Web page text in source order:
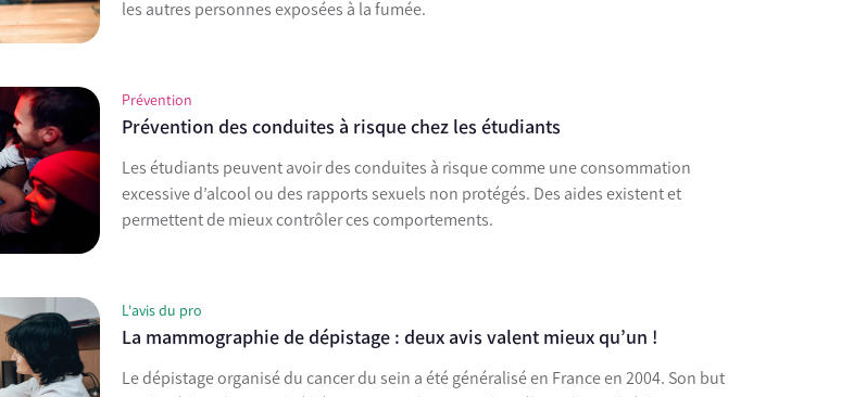
les autres personnes exposées à la fumée.
Prévention
Prévention des conduites à risque chez les étudiants
Les étudiants peuvent avoir des conduites à risque comme une consommation
excessive d’alcool ou des rapports sexuels non protégés. Des aides existent et
permettent de mieux contrôler ces comportements.
L'avis du pro
La mammographie de dépistage : deux avis valent mieux qu’un !
Le dépistage organisé du cancer du sein a été généralisé en France en 2004. Son but